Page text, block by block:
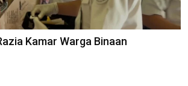
Kamar Warga Binaan